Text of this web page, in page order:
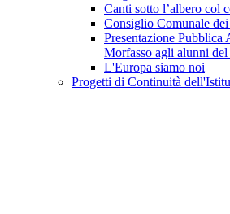
Canti sotto l’albero col
Consiglio Comunale
Presentazione Pubblica
Morfasso agli alunni
L'Europa siamo noi
Progetti di Continuità